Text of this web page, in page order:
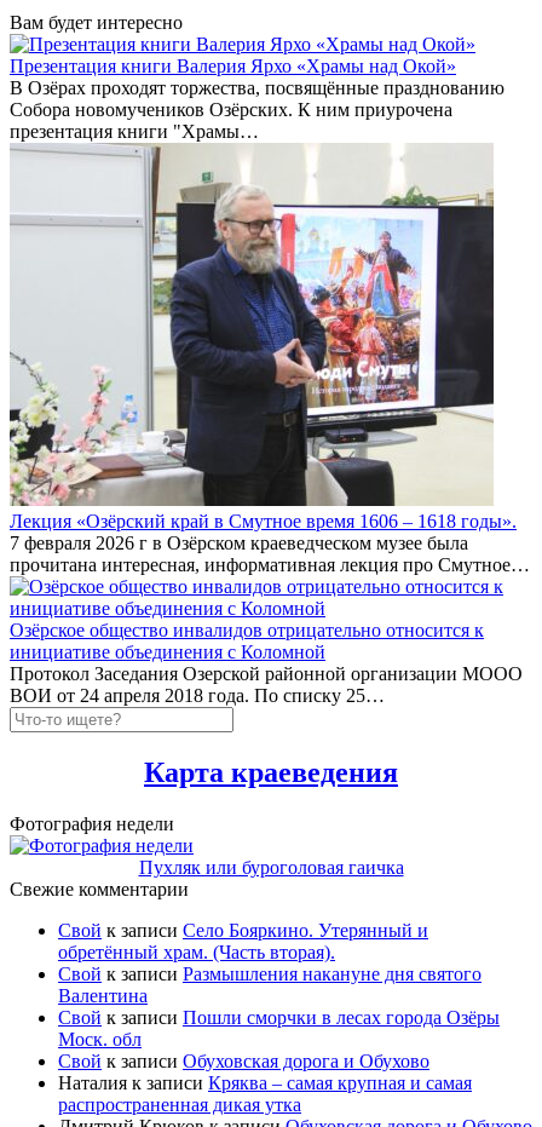
Вам будет интересно
Презентация книги Валерия Ярхо «Храмы над Окой»
В Озёрах проходят торжества, посвящённые празднованию
Собора новомучеников Озёрских. К ним приурочена
презентация книги "Храмы…
Лекция «Озёрский край в Смутное время 1606 – 1618 годы».
7 февраля 2026 г в Озёрском краеведческом музее была
прочитана интересная, информативная лекция про Смутное…
Озёрское общество инвалидов отрицательно относится к
инициативе объединения с Коломной
Протокол Заседания Озерской районной организации МООО
ВОИ от 24 апреля 2018 года. По списку 25…
Карта краеведения
Фотография недели
Пухляк или буроголовая гаичка
Свежие комментарии
Свой к записи Село Бояркино. Утерянный и
обретённый храм. (Часть вторая).
Свой к записи Размышления накануне дня святого
Валентина
Свой к записи Пошли сморчки в лесах города Озёры
Моск. обл
Свой к записи Обуховская дорога и Обухово
Наталия к записи Кряква – самая крупная и самая
распространенная дикая утка